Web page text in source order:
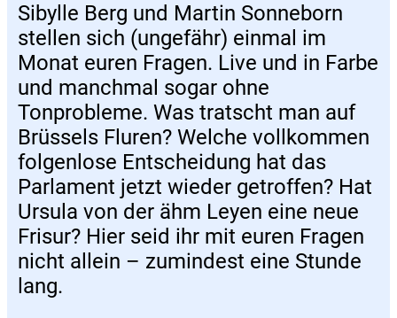
Sibylle Berg und Martin Sonneborn
stellen sich (ungefähr) einmal im
Monat euren Fragen. Live und in Farbe
und manchmal sogar ohne
Tonprobleme. Was tratscht man auf
Brüssels Fluren? Welche vollkommen
folgenlose Entscheidung hat das
Parlament jetzt wieder getroffen? Hat
Ursula von der ähm Leyen eine neue
Frisur? Hier seid ihr mit euren Fragen
nicht allein – zumindest eine Stunde
lang.